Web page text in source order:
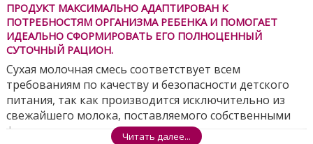
ПРОДУКТ МАКСИМАЛЬНО АДАПТИРОВАН К
ПОТРЕБНОСТЯМ ОРГАНИЗМА РЕБЕНКА И ПОМОГАЕТ
ИДЕАЛЬНО СФОРМИРОВАТЬ ЕГО ПОЛНОЦЕННЫЙ
СУТОЧНЫЙ РАЦИОН.
Сухая молочная смесь соответствует всем
требованиям по качеству и безопасности детского
питания, так как производится исключительно из
свежайшего молока, поставляемого собственными
фермами компании. Читать далее...